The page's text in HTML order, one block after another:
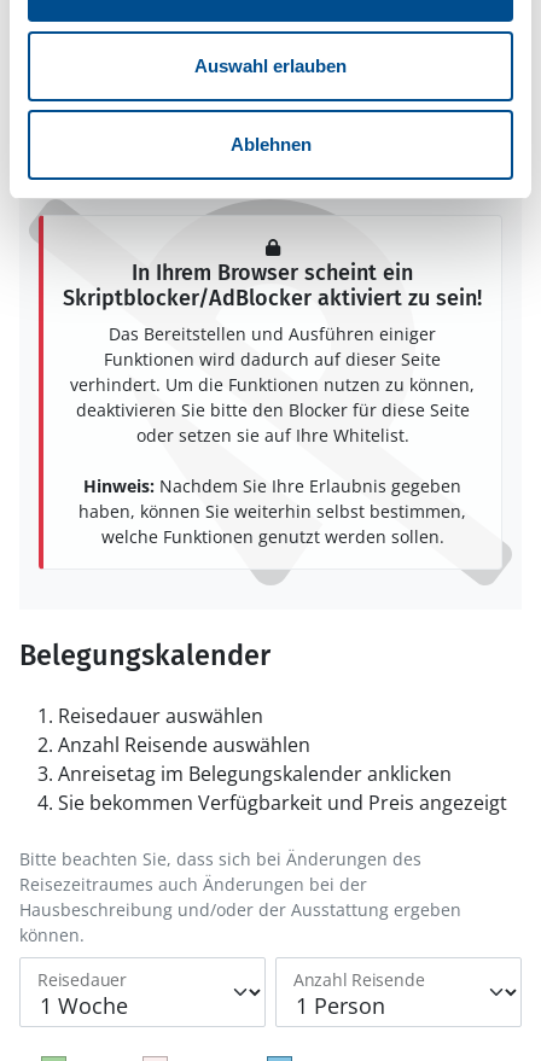
Auswahl erlauben
Ablehnen
Adresse
Ferienhaus 65598
Färjestaden
In Ihrem Browser scheint ein
Skriptblocker/AdBlocker aktiviert zu sein!
Das Bereitstellen und Ausführen einiger
Funktionen wird dadurch auf dieser Seite
verhindert. Um die Funktionen nutzen zu können,
deaktivieren Sie bitte den Blocker für diese Seite
oder setzen sie auf Ihre Whitelist.
Hinweis: Nachdem Sie Ihre Erlaubnis gegeben
haben, können Sie weiterhin selbst bestimmen,
welche Funktionen genutzt werden sollen.
Belegungskalender
Reisedauer auswählen
Anzahl Reisende auswählen
Anreisetag im Belegungskalender anklicken
Sie bekommen Verfügbarkeit und Preis angezeigt
Reisedauer Anzahl Reisende
Bitte beachten Sie, dass sich bei Änderungen des
Reisezeitraumes auch Änderungen bei der
Hausbeschreibung und/oder der Ausstattung ergeben
können.